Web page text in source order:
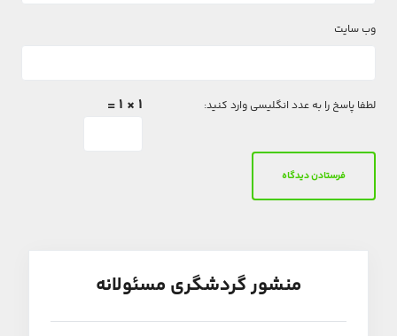
وب‌ سایت
لطفا پاسخ را به عدد انگلیسی وارد کنید: 1 × 1 =
منشور گردشگری مسئولانه